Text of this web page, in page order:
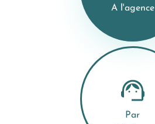
A l'agence
Par